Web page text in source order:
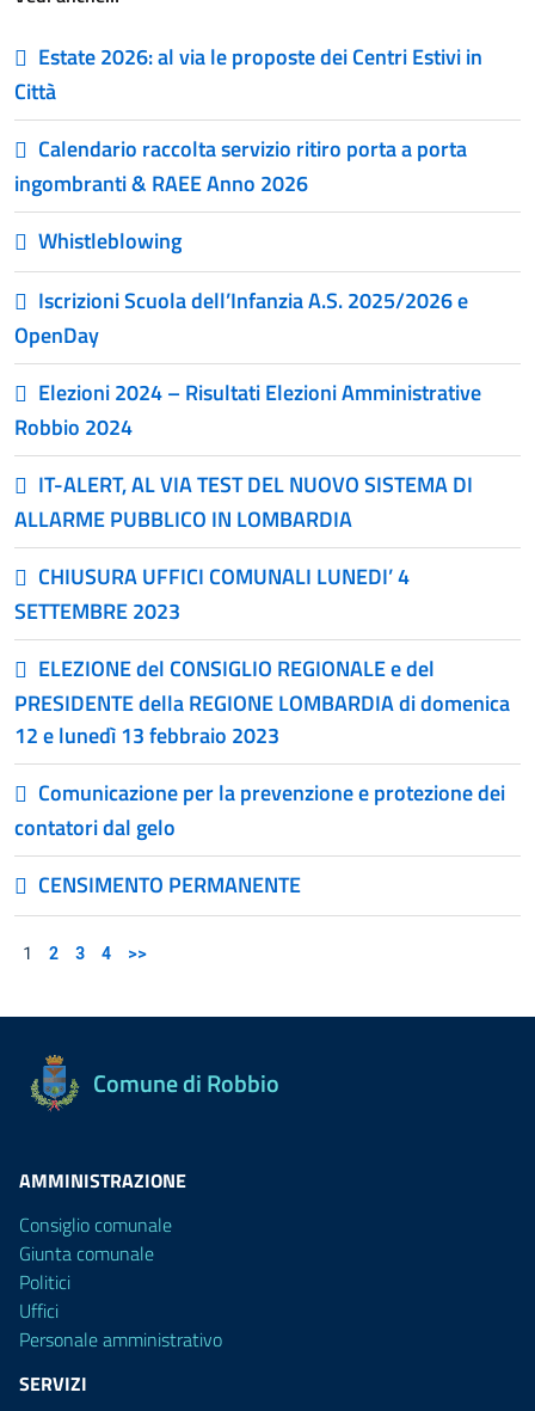
Estate 2026: al via le proposte dei Centri Estivi in
Città
Calendario raccolta servizio ritiro porta a porta
ingombranti & RAEE Anno 2026
Whistleblowing
Iscrizioni Scuola dell’Infanzia A.S. 2025/2026 e
OpenDay
Elezioni 2024 – Risultati Elezioni Amministrative
Robbio 2024
IT-ALERT, AL VIA TEST DEL NUOVO SISTEMA DI
ALLARME PUBBLICO IN LOMBARDIA
CHIUSURA UFFICI COMUNALI LUNEDI’ 4
SETTEMBRE 2023
ELEZIONE del CONSIGLIO REGIONALE e del
PRESIDENTE della REGIONE LOMBARDIA di domenica
12 e lunedì 13 febbraio 2023
Comunicazione per la prevenzione e protezione dei
contatori dal gelo
CENSIMENTO PERMANENTE
1 2 3 4 >>
Comune di Robbio
AMMINISTRAZIONE
Consiglio comunale
Giunta comunale
Politici
Uffici
Personale amministrativo
SERVIZI